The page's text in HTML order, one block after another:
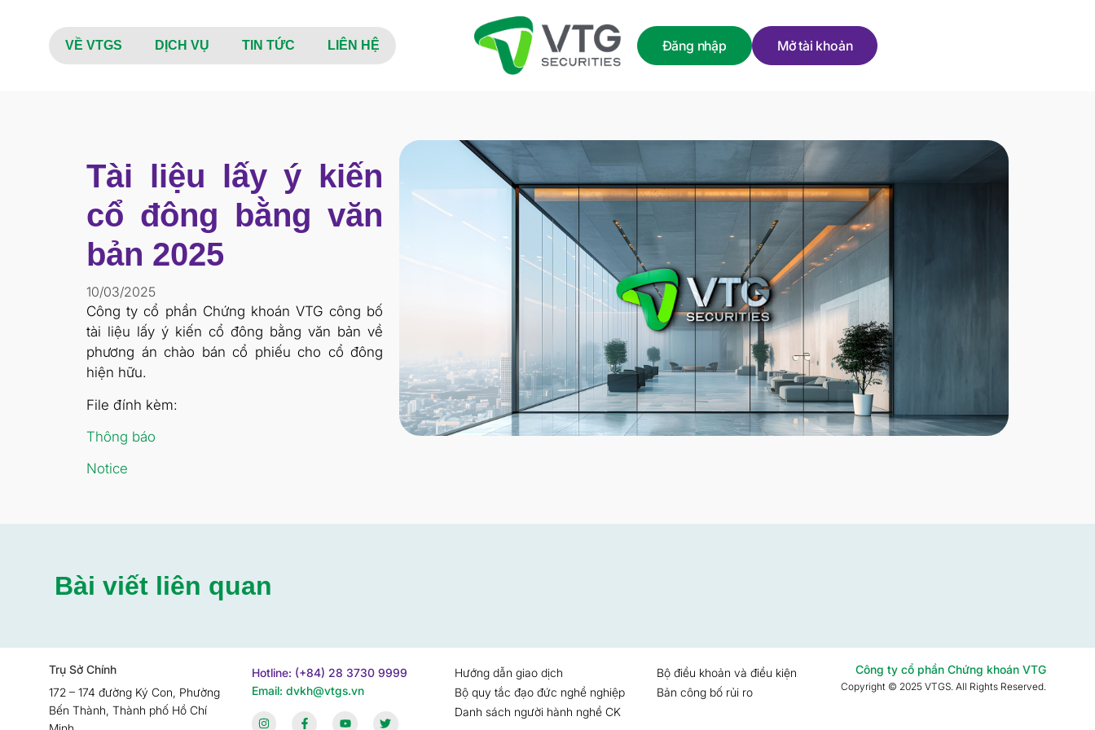
VỀ VTGS DỊCH VỤ TIN TỨC LIÊN HỆ Đăng nhập Mở tài khoản
Tài liệu lấy ý kiến
cổ đông bằng văn
bản 2025
10/03/2025
Công ty cổ phần Chứng khoán VTG công bố
tài liệu lấy ý kiến cổ đông bằng văn bản về
phương án chào bán cổ phiếu cho cổ đông
hiện hữu.
File đính kèm:
Thông báo
Notice
Bài viết liên quan
Trụ Sở Chính
172 – 174 đường Ký Con, Phường
Bến Thành, Thành phố Hồ Chí
Hotline: (+84) 28 3730 9999
Email: dvkh@vtgs.vn
Hướng dẫn giao dịch
Bộ quy tắc đạo đức nghề nghiệp
Danh sách người hành nghề CK
Bộ điều khoản và điều kiện
Bản công bố rủi ro
Công ty cổ phần Chứng khoán VTG
Copyright © 2025 VTGS. All Rights Reserved.